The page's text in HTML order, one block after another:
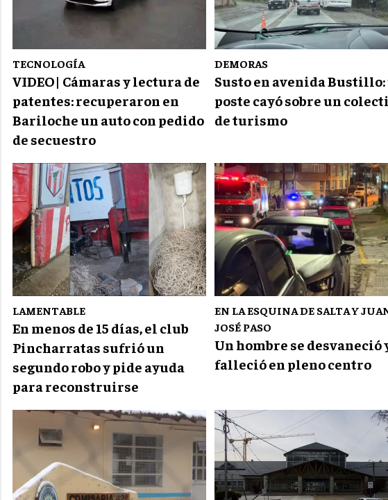
TECNOLOGÍA
VIDEO| Cámaras y lectura de
patentes: recuperaron en
Bariloche un auto con pedido
de secuestro
DEMORAS
Susto en avenida Bustillo:
poste cayó sobre un
de turismo
LAMENTABLE
En menos de 15 días, el club
Pincharratas sufrió un
segundo robo y pide ayuda
para reconstruirse
EN LA ESQUINA DE SALTA Y
JOSÉ PASO
Un hombre se desvaneció
falleció en pleno centro